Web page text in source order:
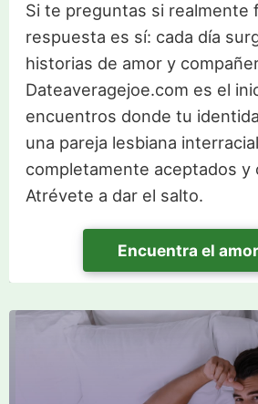
Si te preguntas si realmente
respuesta es sí: cada día
historias de amor y
Dateaveragejoe.com es el
encuentros donde tu
una pareja lesbiana
completamente aceptados y
Atrévete a dar el salto.
Encuentra el